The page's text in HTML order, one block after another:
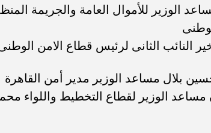
الوزير للأموال العامة والجريمة
النائب الثانى لرئيس قطاع الامن
بلال مساعد الوزير مدير أمن القاهرة
مساعد الوزير لقطاع التخطيط واللواء